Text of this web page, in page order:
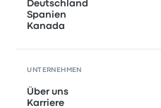
Deutschland
Spanien
Kanada
UNTERNEHMEN
Über uns
Karriere